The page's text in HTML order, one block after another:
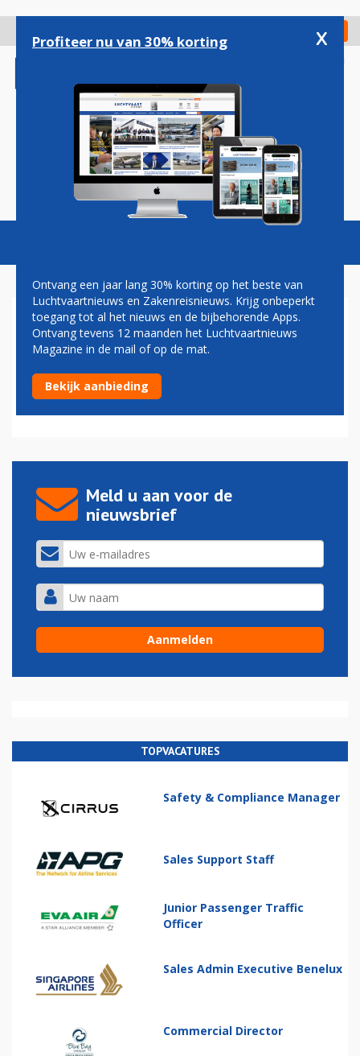
gaan
Check in
Magazine Podcasts Vacatures
MELROSE
’Moederbedrijf Fokker wil beleggers paaien’
11-02-2018 - 14:54
Meld u aan voor de
nieuwsbrief
TOPVACATURES
Safety & Compliance Manager
Sales Support Staff
Junior Passenger Traffic
Officer
Sales Admin Executive Benelux
Commercial Director
Profiteer nu van 30% korting x
Ontvang een jaar lang 30% korting op het beste van
Luchtvaartnieuws en Zakenreisnieuws. Krijg onbeperkt
toegang tot al het nieuws en de bijbehorende Apps.
Ontvang tevens 12 maanden het Luchtvaartnieuws
Magazine in de mail of op de mat.
Bekijk aanbieding